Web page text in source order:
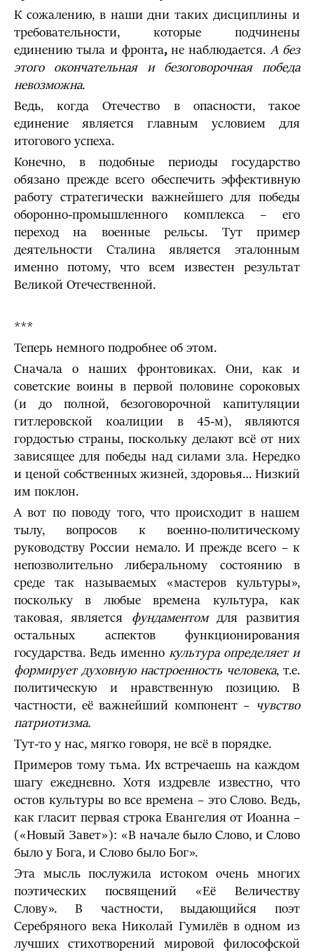
К сожалению, в наши дни таких дисциплины и
требовательности, которые подчинены
единению тыла и фронта,не наблюдается.А без
этого окончательная и безоговорочная победа
невозможна.
Ведь, когда Отечество в опасности, такое
единение является главным условием для
итогового успеха.
Конечно, в подобные периоды государство
обязано прежде всего обеспечить эффективную
работу стратегически важнейшего для победы
оборонно-промышленного комплекса – его
переход на военные рельсы. Тут пример
деятельности Сталина является эталонным
именно потому, что всем известен результат
Великой Отечественной.
***
Теперь немного подробнее об этом.
Сначала о наших фронтовиках. Они, как и
советские воины в первой половине сороковых
(и до полной, безоговорочной капитуляции
гитлеровской коалиции в 45-м), являются
гордостью страны, поскольку делают всё от них
зависящее для победы над силами зла. Нередко
и ценой собственных жизней, здоровья… Низкий
им поклон.
А вот по поводу того, что происходит в нашем
тылу, вопросов к военно-политическому
руководству России немало. И прежде всего – к
непозволительно либеральному состоянию в
среде так называемых «мастеров культуры»,
поскольку в любые времена культура, как
таковая, является фундаментомдля развития
остальных аспектов функционирования
государства. Ведь именно культура определяет и
формирует духовную настроенность человека, т.е.
политическую и нравственную позицию. В
частности, её важнейший компонент – чувство
патриотизма.
Тут-то у нас, мягко говоря, не всё в порядке.
Примеров тому тьма. Их встречаешь на каждом
шагу ежедневно. Хотя издревле известно, что
остов культуры во все времена – это Слово. Ведь,
как гласит первая строка Евангелия от Иоанна –
(«Новый Завет»): «В начале было Слово, и Слово
было у Бога, и Слово было Бог».
Эта мысль послужила истоком очень многих
поэтических посвящений «Её Величеству
Слову». В частности, выдающийся поэт
Серебряного века Николай Гумилёв в одном из
лучших стихотворений мировой философской